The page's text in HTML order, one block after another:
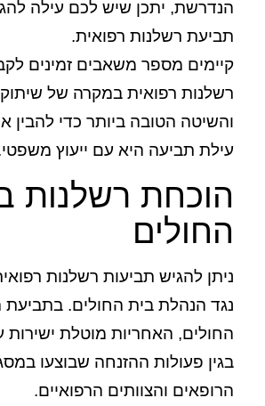
הנדרשת, יתכן שיש לכם עילה
תביעת רשלנות רפואית.
קיימים מספר משאבים זמינים
רשלנות רפואית במקרה של שיתוק
והשיטה הטובה ביותר כדי להבין
עילת תביעה היא עם ייעוץ
הוכחת רשלנות
החולים
ניתן להגיש תביעות רשלנות
נגד הנהלת בית החולים.
החולים, האחריות מוטלת
בגין פעולות ההזנחה שבוצעו
הרופאים והצוותים הרפואיים.